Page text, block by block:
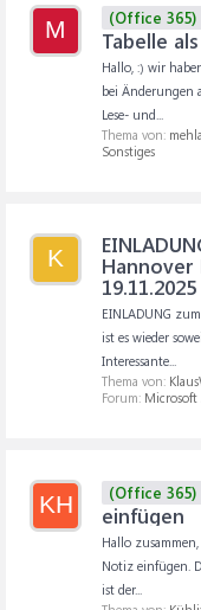
M (Office 365)
Tabelle
Hallo, :) wir
bei Änderungen
Lese- und...
Thema von:
Sonstiges
K
Hannover
19.11.2025
EINLADUNG
ist es wieder
Interessante...
Thema von:
Forum: Microsoft
KH (Office 365)
einfügen
Hallo
Notiz einfügen.
ist der...